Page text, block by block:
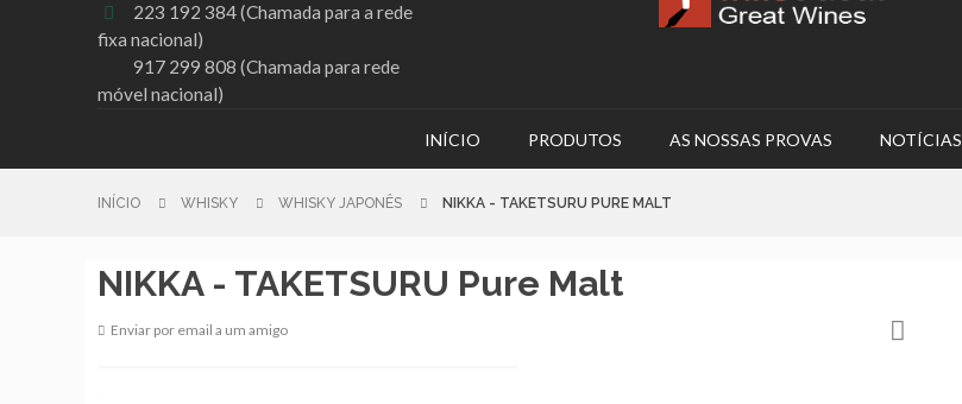

223 192 384 (Chamada para a rede
fixa nacional)
917 299 808 (Chamada para rede
móvel nacional)
INÍCIO PRODUTOS AS NOSSAS PROVAS NOTÍCIAS
INÍCIO WHISKY WHISKY JAPONÊS NIKKA - TAKETSURU PURE MALT
NIKKA - TAKETSURU Pure Malt
Enviar por email a um amigo